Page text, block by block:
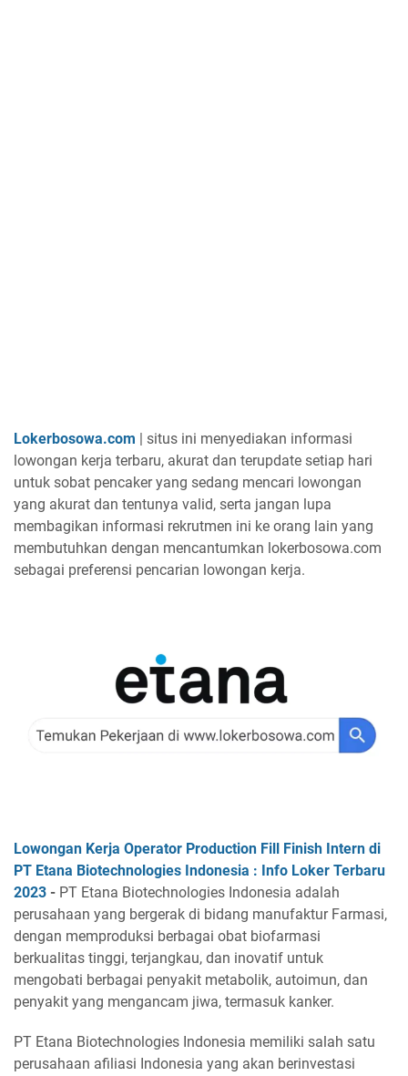
Lokerbosowa.com | situs ini menyediakan informasi
lowongan kerja terbaru, akurat dan terupdate setiap hari
untuk sobat pencaker yang sedang mencari lowongan
yang akurat dan tentunya valid, serta jangan lupa
membagikan informasi rekrutmen ini ke orang lain yang
membutuhkan dengan mencantumkan lokerbosowa.com
sebagai preferensi pencarian lowongan kerja.
Lowongan Kerja Operator Production Fill Finish Intern di
PT Etana Biotechnologies Indonesia : Info Loker Terbaru
2023 - PT Etana Biotechnologies Indonesia adalah
perusahaan yang bergerak di bidang manufaktur Farmasi,
dengan memproduksi berbagai obat biofarmasi
berkualitas tinggi, terjangkau, dan inovatif untuk
mengobati berbagai penyakit metabolik, autoimun, dan
penyakit yang mengancam jiwa, termasuk kanker.
PT Etana Biotechnologies Indonesia memiliki salah satu
perusahaan afiliasi Indonesia yang akan berinvestasi